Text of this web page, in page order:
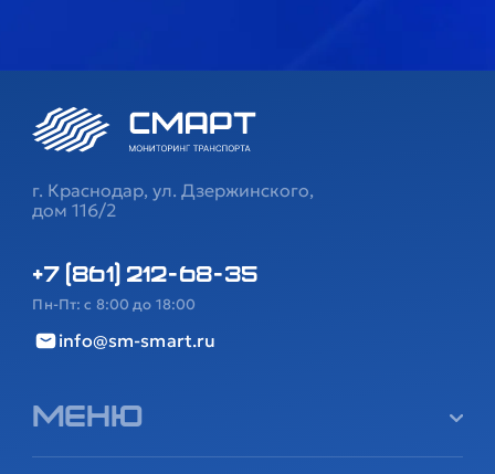
г. Краснодар, ул. Дзержинского,
дом 116/2
+7 (861) 212-68-35
Пн-Пт: с 8:00 до 18:00
info@sm-smart.ru
Меню